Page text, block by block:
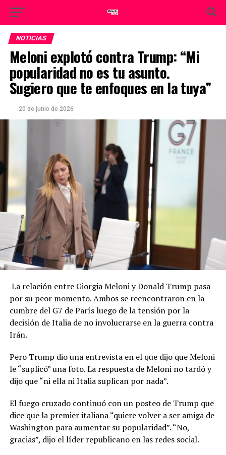
NOTICIAS
Meloni explotó contra Trump: “Mi
popularidad no es tu asunto.
Sugiero que te enfoques en la tuya”
20 de junio de 2026
La relación entre Giorgia Meloni y Donald Trump pasa
por su peor momento. Ambos se reencontraron en la
cumbre del G7 de París luego de la tensión por la
decisión de Italia de no involucrarse en la guerra contra
Irán.
Pero Trump dio una entrevista en el que dijo que Meloni
le “suplicó” una foto. La respuesta de Meloni no tardó y
dijo que “ni ella ni Italia suplican por nada”.
El fuego cruzado continuó con un posteo de Trump que
dice que la premier italiana “quiere volver a ser amiga de
Washington para aumentar su popularidad”. “No,
gracias”, dijo el líder republicano en las redes social.